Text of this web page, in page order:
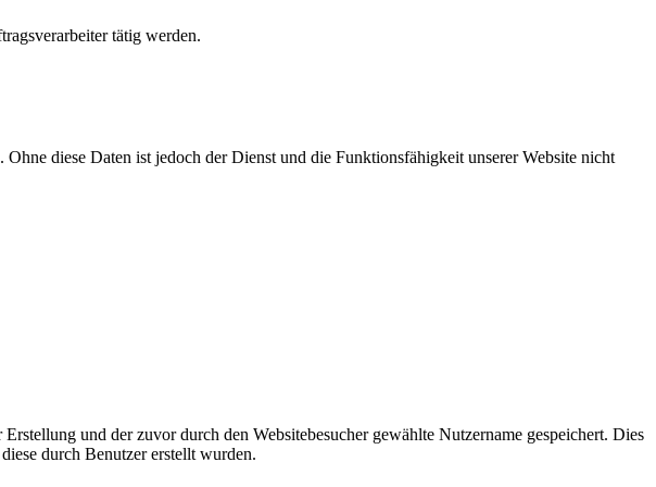
tätig werden.
diese Daten ist jedoch der Dienst und die Funktionsfähigkeit unserer Website nicht
und der zuvor durch den Websitebesucher gewählte Nutzername gespeichert. Dies
durch Benutzer erstellt wurden.